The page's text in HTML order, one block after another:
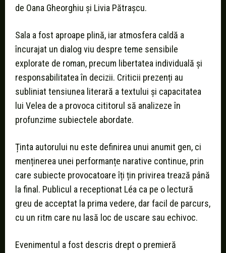
de Oana Gheorghiu și Livia Pătrașcu.
Sala a fost aproape plină, iar atmosfera caldă a
încurajat un dialog viu despre teme sensibile
explorate de roman, precum libertatea individuală și
responsabilitatea în decizii. Criticii prezenți au
subliniat tensiunea literară a textului și capacitatea
lui Velea de a provoca cititorul să analizeze în
profunzime subiectele abordate.
Ținta autorului nu este definirea unui anumit gen, ci
menținerea unei performanțe narative continue, prin
care subiecte provocatoare îți țin privirea trează până
la final. Publicul a receptionat Léa ca pe o lectură
greu de acceptat la prima vedere, dar facil de parcurs,
cu un ritm care nu lasă loc de uscare sau echivoc.
Evenimentul a fost descris drept o premieră